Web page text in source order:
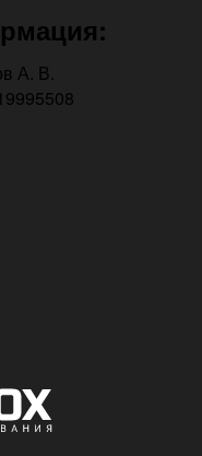
А. В.